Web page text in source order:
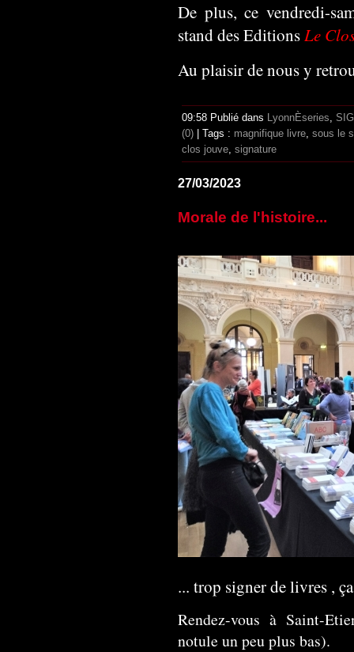
De plus, ce vendredi-
stand des EditionsLe
Au plaisir de nous y
09:58 Publié dans LyonnÈseries,
(0) | Tags : magnifique livre, sous le
clos jouve, signature
27/03/2023
Morale de l'histoire...
... trop signer de livres ,
Rendez-vous à Saint-
notule un peu plus bas).